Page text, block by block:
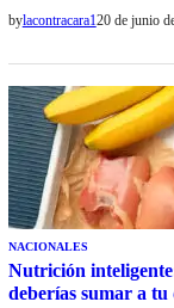
bylacontracara120 de junio
NACIONALES
Nutrición
deberías sumar a tu